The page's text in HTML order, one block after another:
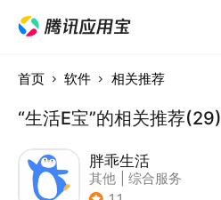
首页 软件 相关推荐
“生活E宝”的相关推荐(29)
胖乖生活
其他
综合服务